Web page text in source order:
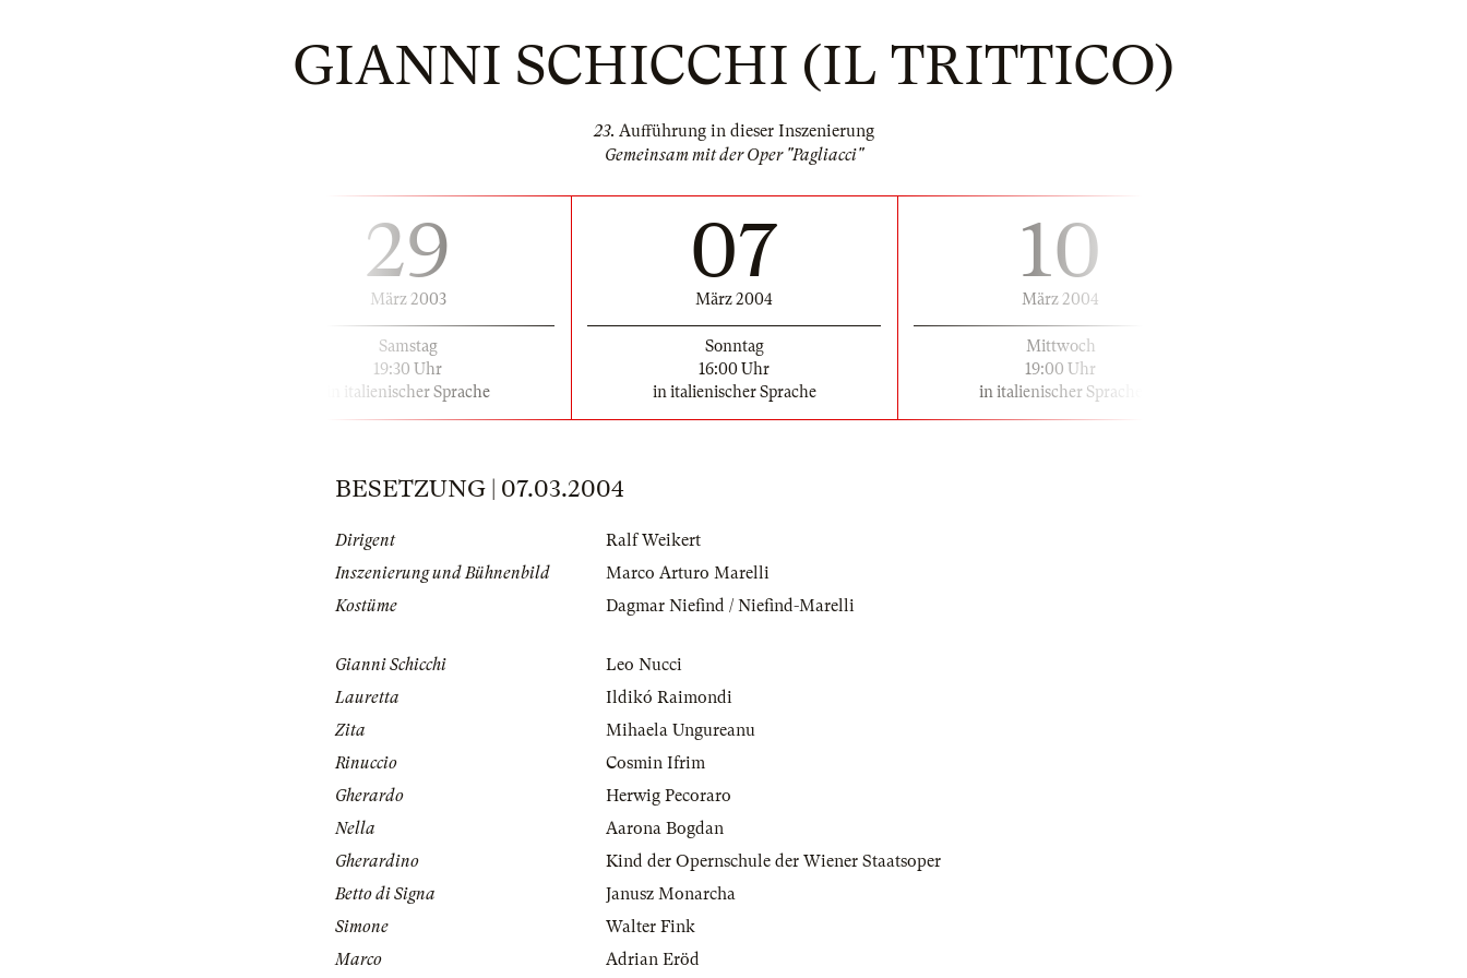
GIANNI SCHICCHI (IL TRITTICO)
23. Aufführung in dieser Inszenierung
Gemeinsam mit der Oper "Pagliacci"
29
März 2003
Samstag
19:30 Uhr
in italienischer Sprache
07
März 2004
Sonntag
16:00 Uhr
in italienischer Sprache
10
März 2004
Mittwoch
19:00 Uhr
in italienischer Sprache
BESETZUNG | 07.03.2004
Dirigent
Ralf Weikert
Inszenierung und Bühnenbild
Marco Arturo Marelli
Kostüme
Dagmar Niefind / Niefind-Marelli
Gianni Schicchi
Leo Nucci
Lauretta
Ildikó Raimondi
Zita
Mihaela Ungureanu
Rinuccio
Cosmin Ifrim
Gherardo
Herwig Pecoraro
Nella
Aarona Bogdan
Gherardino
Kind der Opernschule der Wiener Staatsoper
Betto di Signa
Janusz Monarcha
Simone
Walter Fink
Marco
Adrian Eröd